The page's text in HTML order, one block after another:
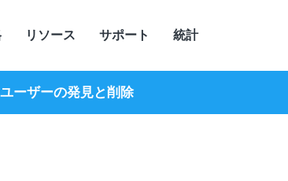
リソース サポート 統計
ーザーの発見と削除